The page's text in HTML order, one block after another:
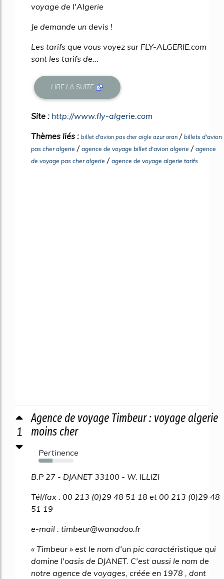
voyage de l'Algerie
Je demande un devis !
Les tarifs que vous voyez sur FLY-ALGERIE.com
sont les tarifs de...
LIRE LA SUITE
Site : http://www.fly-algerie.com
Thèmes liés : billet d'avion pas cher aigle azur oran / billets d'avion
pas cher algerie / agence de voyage billet d'avion algerie / agence
de voyage pas cher algerie / agence de voyage algerie tarifs
1
Agence de voyage Timbeur : voyage algerie
moins cher
Pertinence
40%
B.P 27 - DJANET 33100 - W. ILLIZI
Tél/fax : 00 213 (0)29 48 51 18 et 00 213 (0)29 48
51 19
e-mail : timbeur@wanadoo.fr
« Timbeur » est le nom d'un pic caractéristique qui
domine l'oasis de DJANET. C'est aussi le nom de
notre agence de voyages, créée en 1978 , dont